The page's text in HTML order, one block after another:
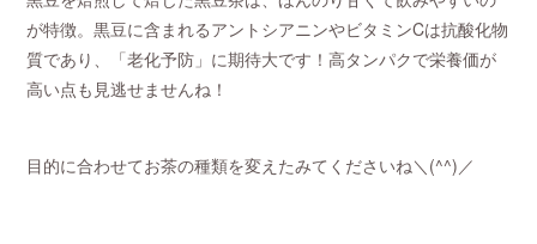
が特徴。黒豆に含まれるアントシアニンやビタミンCは抗酸化物
質であり、「老化予防」に期待大です！高タンパクで栄養価が
高い点も見逃せませんね！
目的に合わせてお茶の種類を変えたみてくださいね＼(^^)／